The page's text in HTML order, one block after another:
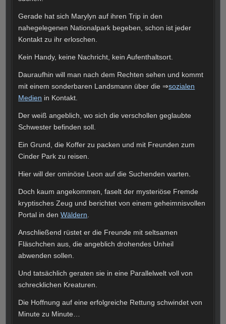
Gerade hat sich Marylyn auf ihren Trip in den
nahegelegenen Nationalpark begeben, schon ist jeder
Kontakt zu ihr erloschen.
Kein Handy, keine Nachricht, kein Aufenthaltsort.
Dauraufhin will man nach dem Rechten sehen und kommt
mit einem sonderbaren Landsmann über die ⇒sozialen
Medien in Kontakt.
Der weiß angeblich, wo sich die verschollen geglaubte
Schwester befinden soll.
Ein Grund, die Koffer zu packen und mit Freunden zum
Cinder Park zu reisen.
Hier will der ominöse Leon auf die Suchenden warten.
Doch kaum angekommen, faselt der mysteriöse Fremde
kryptisches Zeug und berichtet von einem geheimnisvollen
Portal in denWäldern
Anschließend rüstet er die Freunde mit seltsamen
Fläschchen aus, die angeblich drohendes Unheil
abwenden sollen.
Und tatsächlich geraten sie in eine Parallelwelt voll von
schrecklichen Kreaturen.
Die Hoffnung auf eine erfolgreiche Rettung schwindet von
Minute zu Minute…